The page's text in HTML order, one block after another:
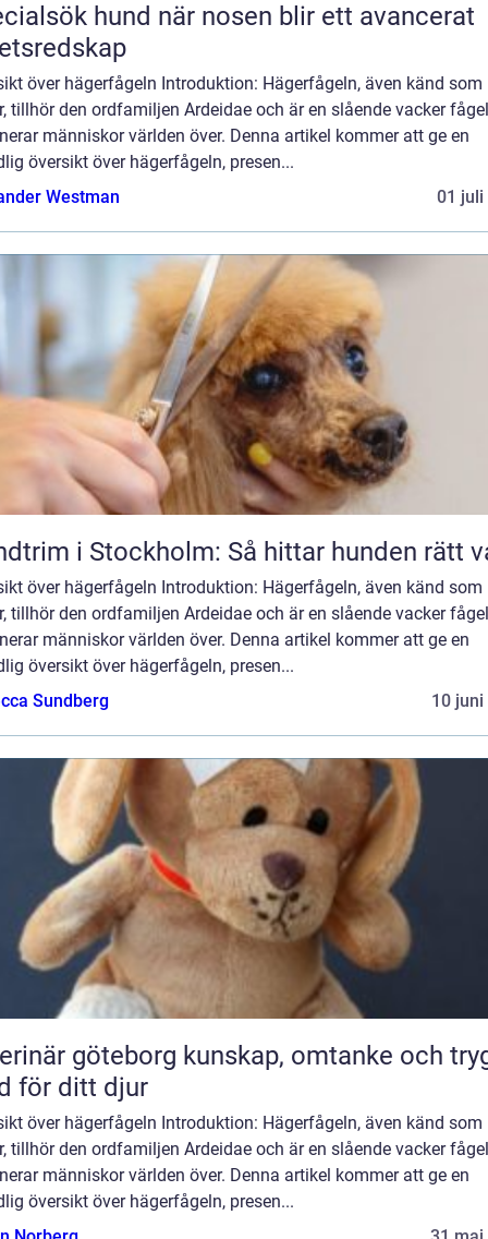
hund när nosen blir ett avancerat
över hägerfågeln Introduktion: Hägerfågeln, även känd som
tillhör den ordfamiljen Ardeidae och är en slående vacker
människor världen över. Denna artikel kommer att ge en
översikt över hägerfågeln, presen...
Westman
01 juli
i Stockholm: Så hittar hunden rätt
över hägerfågeln Introduktion: Hägerfågeln, även känd som
tillhör den ordfamiljen Ardeidae och är en slående vacker
människor världen över. Denna artikel kommer att ge en
översikt över hägerfågeln, presen...
Sundberg
10 juni
kunskap, omtanke och trygg
för ditt djur
över hägerfågeln Introduktion: Hägerfågeln, även känd som
tillhör den ordfamiljen Ardeidae och är en slående vacker
människor världen över. Denna artikel kommer att ge en
översikt över hägerfågeln, presen...